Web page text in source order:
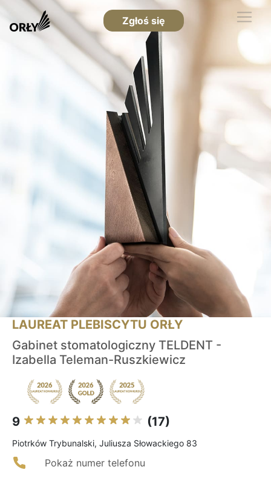
Zgłoś się
LAUREAT PLEBISCYTU ORŁY
Gabinet stomatologiczny TELDENT -
Izabella Teleman-Ruszkiewicz
9 (17)
Piotrków Trybunalski, Juliusza Słowackiego 83
Pokaż numer telefonu